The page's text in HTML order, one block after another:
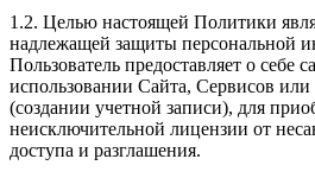
1.2. Целью настоящей Политики
надлежащей защиты персональной
Пользователь предоставляет о себе
использовании Сайта, Сервисов или
(создании учетной записи), для
неисключительной лицензии от
доступа и разглашения.